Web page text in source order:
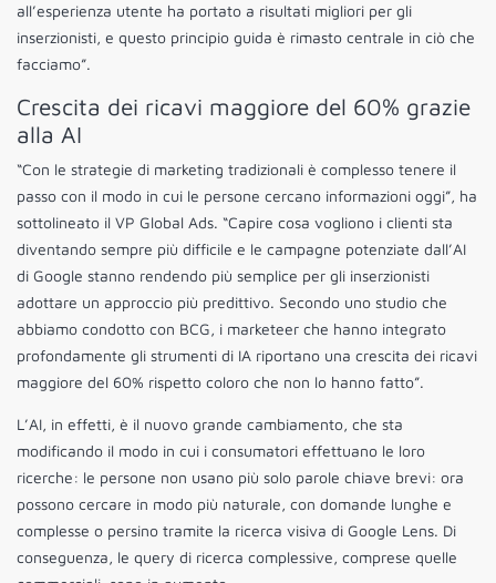
all’esperienza utente ha portato a risultati migliori per gli
inserzionisti, e questo principio guida è rimasto centrale in ciò che
facciamo”.
Crescita dei ricavi maggiore del 60% grazie
alla AI
“Con le strategie di marketing tradizionali è complesso tenere il
passo con il modo in cui le persone cercano informazioni oggi”, ha
sottolineato il VP Global Ads. “Capire cosa vogliono i clienti sta
diventando sempre più difficile e le campagne potenziate dall’AI
di Google stanno rendendo più semplice per gli inserzionisti
adottare un approccio più predittivo. Secondo uno studio che
abbiamo condotto con BCG, i marketeer che hanno integrato
profondamente gli strumenti di IA riportano una crescita dei ricavi
maggiore del 60% rispetto coloro che non lo hanno fatto”.
L’AI, in effetti, è il nuovo grande cambiamento, che sta
modificando il modo in cui i consumatori effettuano le loro
ricerche: le persone non usano più solo parole chiave brevi: ora
possono cercare in modo più naturale, con domande lunghe e
complesse o persino tramite la ricerca visiva di Google Lens. Di
conseguenza, le query di ricerca complessive, comprese quelle